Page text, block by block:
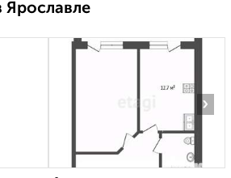
Ярославле
›